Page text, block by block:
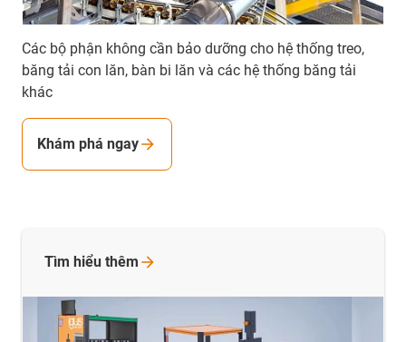
Các bộ phận không cần bảo dưỡng cho hệ thống treo,
băng tải con lăn, bàn bi lăn và các hệ thống băng tải
khác
Khám phá ngay
Tìm hiểu thêm